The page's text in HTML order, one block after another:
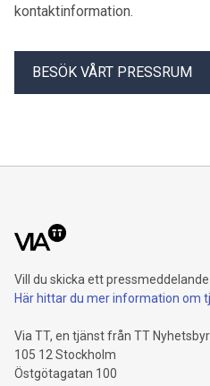
kontaktinformation.
BESÖK VÅRT PRESSRUM
Vill du skicka ett
Här hittar du mer information om
Via TT, en tjänst från TT
105 12 Stockholm
Östgötagatan 100